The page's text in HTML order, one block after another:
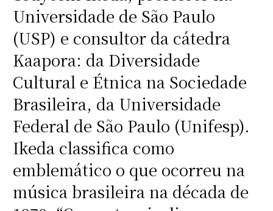
Universidade de São Paulo
(USP) e consultor da cátedra
Kaapora: da Diversidade
Cultural e Étnica na Sociedade
Brasileira, da Universidade
Federal de São Paulo (Unifesp).
Ikeda classifica como
emblemático o que ocorreu na
música brasileira na década de